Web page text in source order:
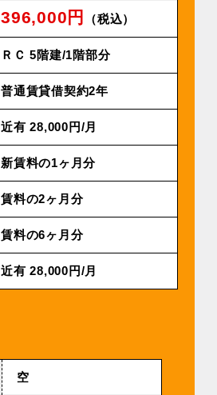
396,000円 （税込）
ＲＣ 5階建/1階部分
普通賃貸借契約2年
近有 28,000円/⽉
新賃料の1ヶ月分
賃料の2ヶ月分
賃料の6ヶ月分
近有 28,000円/⽉
空